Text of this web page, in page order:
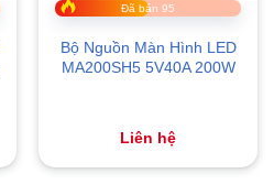
Đã bán 95
Bộ Nguồn Màn Hình LED
MA200SH5 5V40A 200W
Liên hệ